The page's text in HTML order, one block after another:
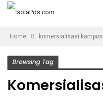
Home komersialisasi kampus
Browsing Tag